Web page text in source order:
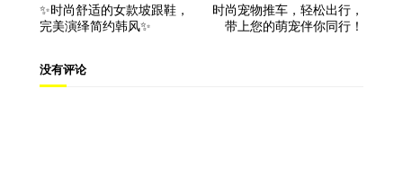
时尚宠物推车，轻松出行，
带上您的萌宠伴你同行！
✨时尚舒适的女款坡跟鞋，
完美演绎简约韩风✨
没有评论